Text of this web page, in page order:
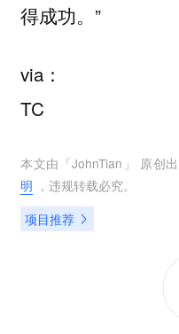
得成功。”
via：
TC
本文由「JohnTian 」 原创
明 ，违规转载必究。
项目推荐